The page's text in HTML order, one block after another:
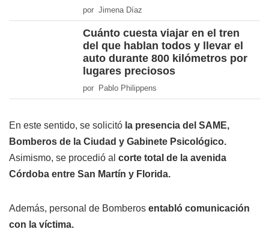
por Jimena Díaz
Cuánto cuesta viajar en el tren
del que hablan todos y llevar el
auto durante 800 kilómetros por
lugares preciosos
por Pablo Philippens
En este sentido, se solicitó la presencia del SAME,
Bomberos de la Ciudad y Gabinete Psicológico.
Asimismo, se procedió al corte total de la avenida
Córdoba entre San Martín y Florida.
Además, personal de Bomberos entabló comunicación
con la víctima.